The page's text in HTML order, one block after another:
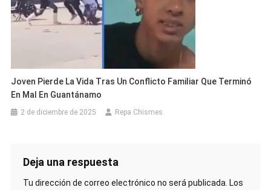
Joven Pierde La Vida Tras Un Conflicto Familiar Que Terminó
En Mal En Guantánamo
2 de diciembre de 2025 Repa Chismes
Deja una respuesta
Tu dirección de correo electrónico no será publicada. Los